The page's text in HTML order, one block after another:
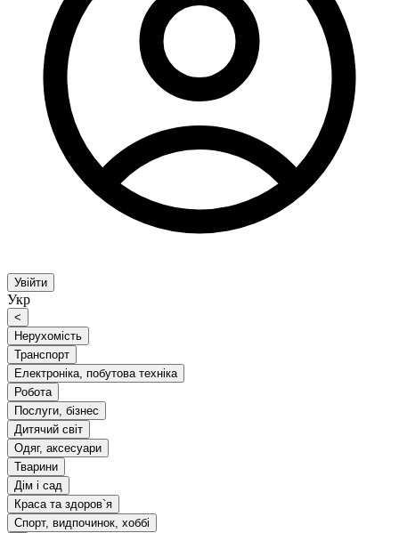
Увійти
Укр
<
Нерухомість
Транспорт
Електроніка, побутова техніка
Робота
Послуги, бізнес
Дитячий світ
Одяг, аксесуари
Тварини
Дім і сад
Краса та здоров`я
Спорт, видпочинок, хоббі